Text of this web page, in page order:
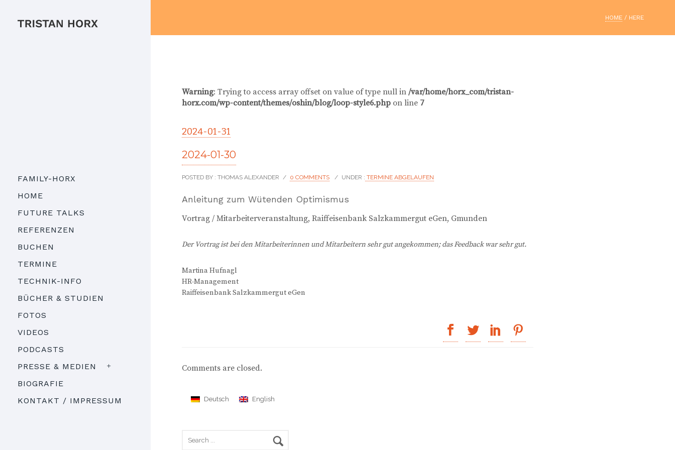
FAMILY-HORX
HOME
FUTURE TALKS
REFERENZEN
BUCHEN
TERMINE
TECHNIK-INFO
BÜCHER & STUDIEN
FOTOS
VIDEOS
PODCASTS
PRESSE & MEDIEN
BIOGRAFIE
KONTAKT / IMPRESSUM
HOME / HERE
Warning: Trying to access array offset on value of type null in /var/home/horx_com/tristan-
horx.com/wp-content/themes/oshin/blog/loop-style6.php on line 7
2024-01-31
2024-01-30
POSTED BY : THOMAS ALEXANDER / 0 COMMENTS / UNDER : TERMINE ABGELAUFEN
Anleitung zum Wütenden Optimismus
Vortrag / Mitarbeiterveranstaltung, Raiffeisenbank Salzkammergut eGen, Gmunden
Der Vortrag ist bei den Mitarbeiterinnen und Mitarbeitern sehr gut angekommen; das Feedback war sehr gut.
Martina Hufnagl
HR-Management
Raiffeisenbank Salzkammergut eGen
Comments are closed.
Deutsch English